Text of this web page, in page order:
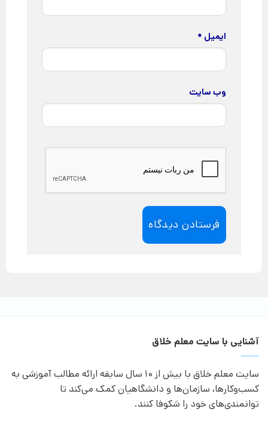
ایمیل *
وب‌ سایت
آشنایی با سایت معلم خلاق
سایت معلم خلاق با بیش از 10 سال سابقه ارائه مطالب آموزشی به
کسب‌وکارها، سازمان‌ها و دانشگاهیان کمک می‌کند تا
توانمندی‌های خود را شکوفا کنند.